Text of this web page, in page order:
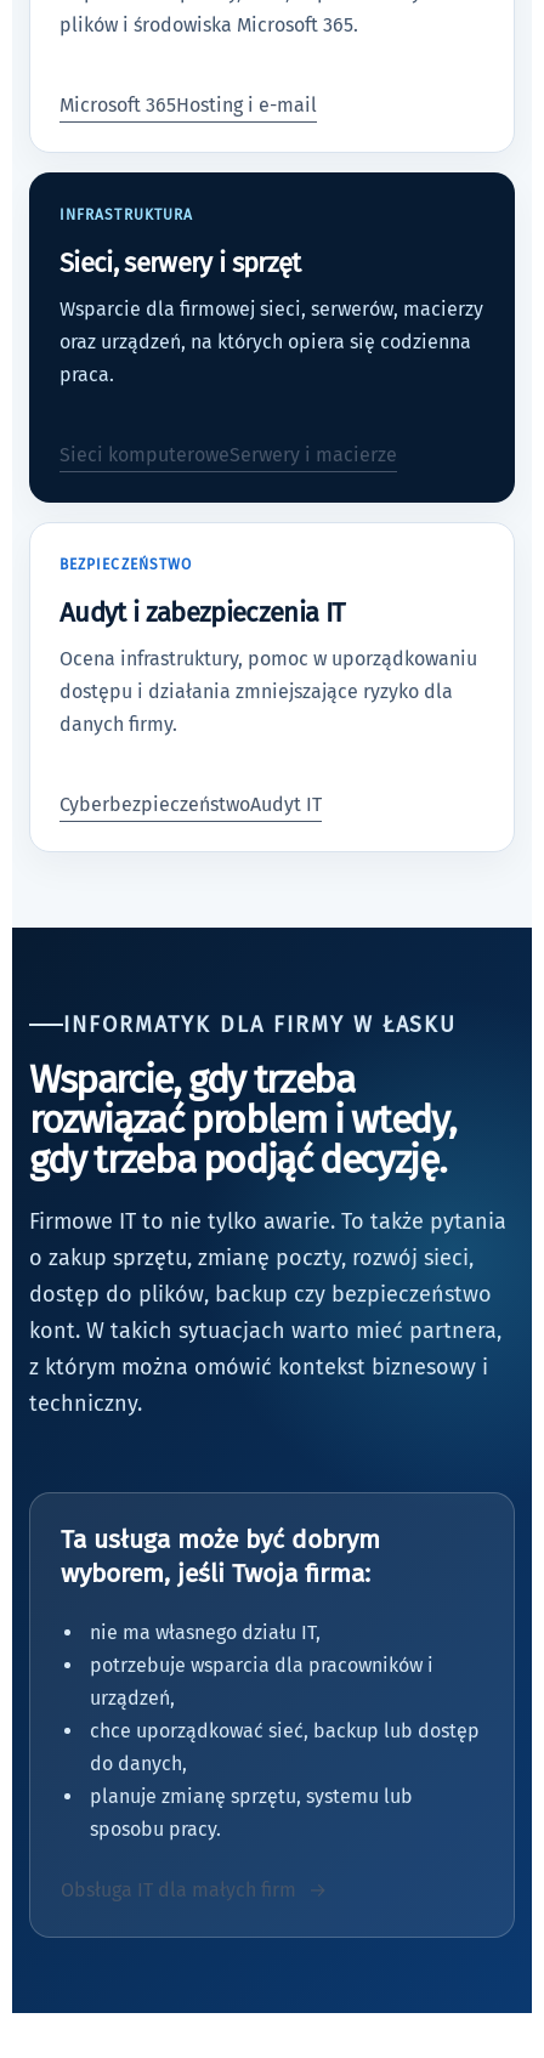
plików i środowiska Microsoft 365.
Microsoft 365Hosting i e-mail
INFRASTRUKTURA
Sieci, serwery i sprzęt
Wsparcie dla firmowej sieci, serwerów, macierzy
oraz urządzeń, na których opiera się codzienna
praca.
Sieci komputeroweSerwery i macierze
BEZPIECZEŃSTWO
Audyt i zabezpieczenia IT
Ocena infrastruktury, pomoc w uporządkowaniu
dostępu i działania zmniejszające ryzyko dla
danych firmy.
CyberbezpieczeństwoAudyt IT
INFORMATYK DLA FIRMY W ŁASKU
Wsparcie, gdy trzeba
rozwiązać problem i wtedy,
gdy trzeba podjąć decyzję.
Firmowe IT to nie tylko awarie. To także pytania
o zakup sprzętu, zmianę poczty, rozwój sieci,
dostęp do plików, backup czy bezpieczeństwo
kont. W takich sytuacjach warto mieć partnera,
z którym można omówić kontekst biznesowy i
techniczny.
Ta usługa może być dobrym
wyborem, jeśli Twoja firma:
nie ma własnego działu IT,
potrzebuje wsparcia dla pracowników i
urządzeń,
chce uporządkować sieć, backup lub dostęp
do danych,
planuje zmianę sprzętu, systemu lub
sposobu pracy.
Obsługa IT dla małych firm →